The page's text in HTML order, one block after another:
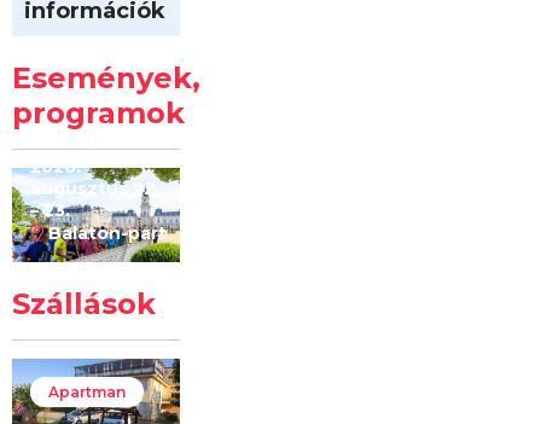
információk
Események,
programok
Kilóméterek
2026
2026.
augusztus 22
– 23.
Balaton-part
Szállások
Apartman